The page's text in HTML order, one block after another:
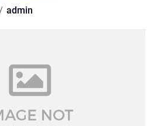
admin